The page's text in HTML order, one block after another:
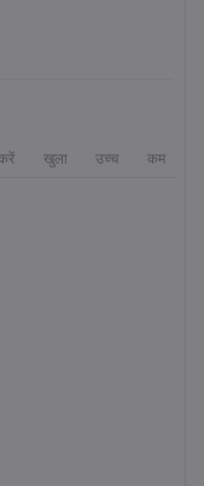
खुला उच्च कम